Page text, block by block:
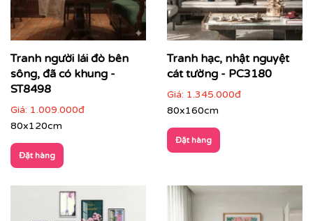
Tranh người lái đò bên
sông, đã có khung -
ST8498
Giá: 1.009.000đ
80x120cm
Đặt hàng
Tranh hạc, nhật nguyệt
cát tường - PC3180
Giá: 1.345.000đ
80x160cm
Đặt hàng